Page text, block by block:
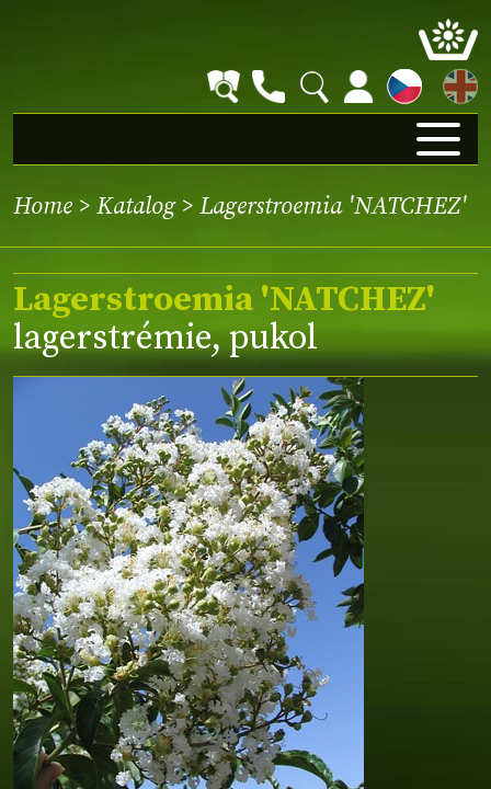
EN
Home > Katalog> Lagerstroemia 'NATCHEZ'
Lagerstroemia 'NATCHEZ'
lagerstrémie, pukol